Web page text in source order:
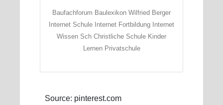
Baufachforum Baulexikon Wilfried Berger
Internet Schule Internet Fortbildung Internet
Wissen Sch Christliche Schule Kinder
Lernen Privatschule
Source: pinterest.com